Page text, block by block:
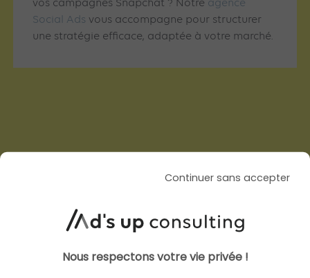
vos campagnes Snapchat ? Notre agence
Social Ads vous accompagne pour structurer
une stratégie efficace, adaptée à votre marché.
Continuer sans accepter
Nous respectons votre vie privée !